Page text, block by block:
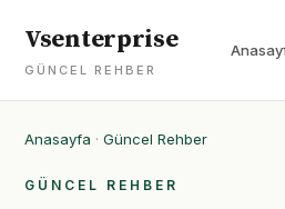
Vsenterprise
GÜNCEL REHBER
Anasayfa · Güncel Rehber
GÜNCEL REHBER